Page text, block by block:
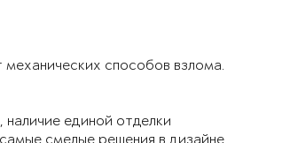
способов взлома.
единой отделки
смелые решения в дизайне